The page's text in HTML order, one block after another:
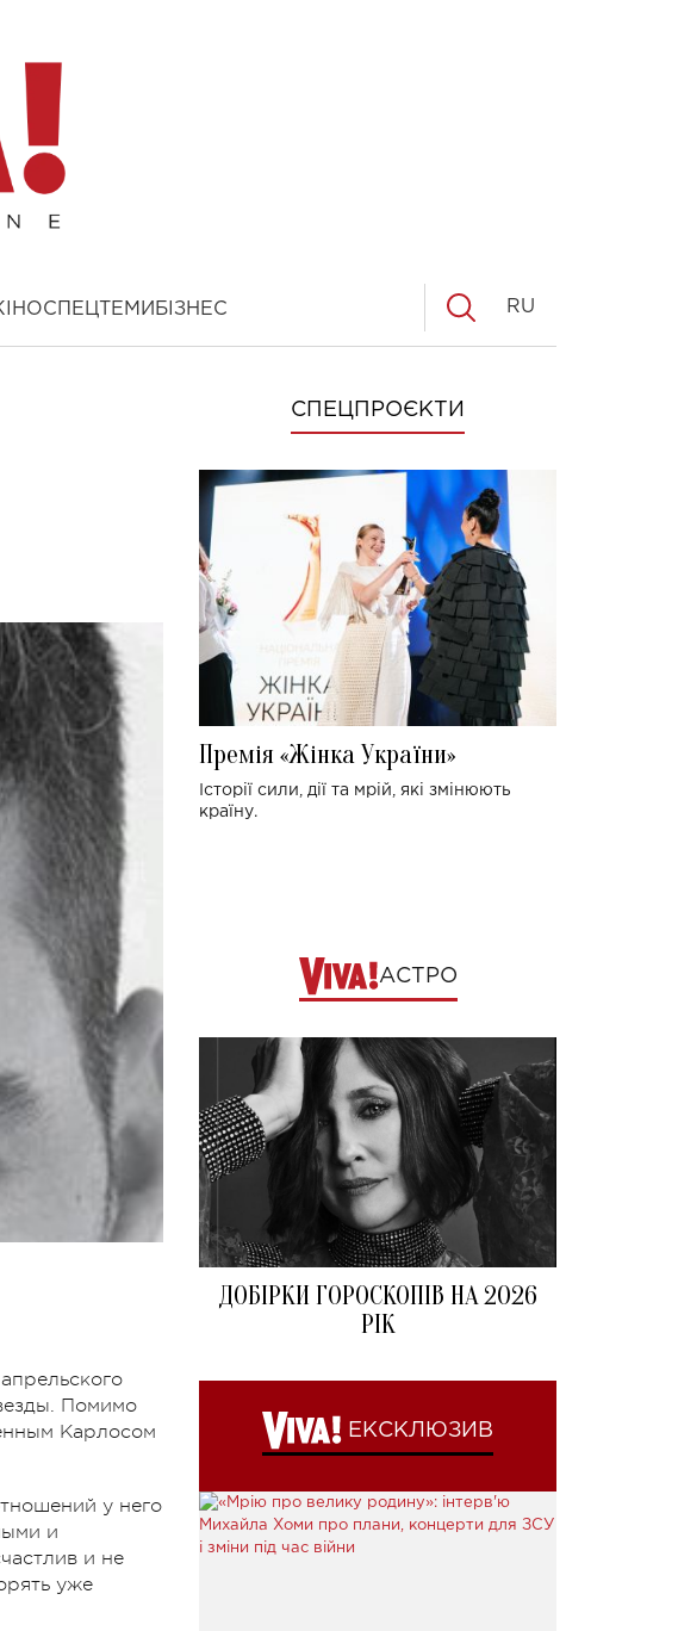
СПЕЦТЕМИ БІЗНЕС RU
Помимо
Карлосом
у него
и
и не
уже
СПЕЦПРОЄКТИ
Премія «Жінка України»
Історії сили, дії та мрій, які змінюють
країну.
АСТРО
ДОБІРКИ ГОРОСКОПІВ НА 2026
РІК
ЕКСКЛЮЗИВ